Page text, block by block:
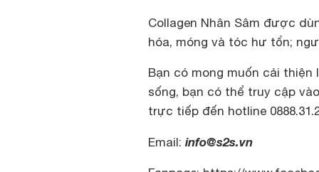
Collagen Nhân Sâm được
hóa, móng và tóc hư tổn;
Bạn có mong muốn cải
sống, bạn có thể truy cập
trực tiếp đến hotline
Email: info@s2s.vn